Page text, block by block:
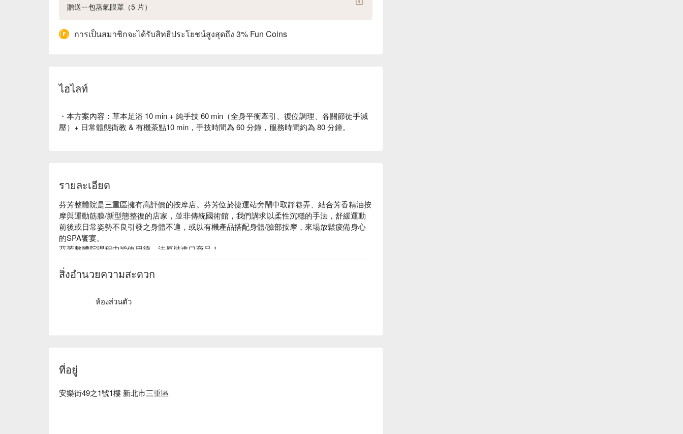
贈送ㄧ包蒸氣眼罩（5 片）
การเป็นสมาชิกจะได้รับสิทธิประโยชน์สูงสุดถึง 3% Fun Coins
ไฮไลท์
・本方案內容：草本足浴 10 min + 純手技 60 min（全身平衡牽引、復位調理、各關節徒手減
壓）+ 日常體態衛教 & 有機茶點10 min，手技時間為 60 分鐘，服務時間約為 80 分鐘。
รายละเอียด
芬芳整體院是三重區擁有高評價的按摩店。芬芳位於捷運站旁鬧中取靜巷弄、結合芳香精油按
摩與運動筋膜/新型態整復的店家，並非傳統國術館，我們講求以柔性沉穩的手法，舒緩運動
前後或日常姿勢不良引發之身體不適，或以有機產品搭配身體/臉部按摩，來場放鬆疲備身心
的SPA饗宴。
芬芳整體院課程中皆使用德，法原裝進口商品！
芬芳整體院 評價：Google 5 星、平台 5 星好評
芬芳整體院 預約、價格、優惠立刻查看⬇︎
สิ่งอำนวยความสะดวก
ห้องส่วนตัว
ที่อยู่
安樂街49之1號1樓 新北市三重區